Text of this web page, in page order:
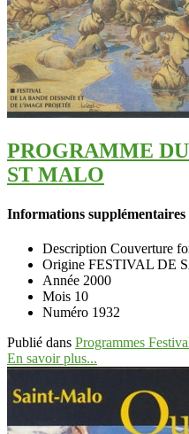
PROGRAMME
ST MALO
Informations supplémentaires
Description Couverture
Origine FESTIVAL DE
Année 2000
Mois 10
Numéro 1932
Publié dans Programmes
En savoir plus...